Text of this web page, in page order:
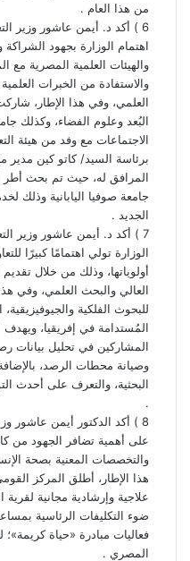
من هذا العام .
6 ) أكد د. أيمن عاشور وزير
اهتمام الوزارة بجهود الشراكة
والهيئات العلمية المصرية مع
والاستفادة من الخبرات
العلمي، وفي هذا الإطار،
البُعد وعلوم الفضاء، وكذلك
الاجتماعات مع وفد من هيئة
برئاسة السيد/ كاتو كين مدير
المرافق له، حيث تم بحث
جامعة صوفيا اليابانية وذلك
الجديد .
7 ) أكد د. أيمن عاشور وزير
الوزارة تولي اهتمامًا كبيرًا
أولوياتها، وذلك من خلال
العالي والبحث العلمي، وفي
للبحوث الفلكية والجيوفيزيقية،
المُستدامة في إفريقيا، ويهدف
المشاركين في تحليل بيانات
وصيانة محطات الرصد،
البحثية، والتعرف على أحدث
.
8 ) أكد الدكتور أيمن عاشور
على أهمية تضافر الجهود من
والتخصصات المعنية بصحة
هذا الإطار، أطلق المركز
علاجية وإرشادية مجانية
ضوء التكليفات الرئاسية
فعاليات مبادرة «حياة
المصري .